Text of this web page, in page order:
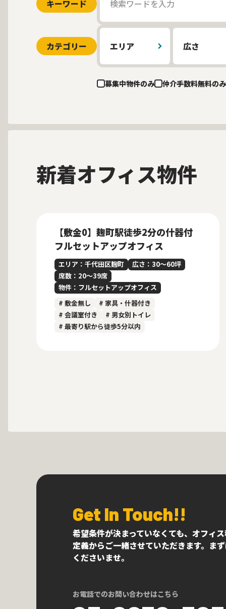
キーワード
カテゴリー エリア 広さ
募集中物件のみ 仲介手数料無料のみ
新着オフィス物件
【敷金0】麹町駅徒歩2分の什器付
フルセットアップオフィス
エリア：千代田区麹町
広さ：30〜60坪
席数：20〜39席
物件：フルセットアップオフィス
# 敷金無し
# 家具・什器付き
# 会議室付き
# 男女別トイレ
# 最寄り駅から徒歩5分以内
Get In Touch!!
希望条件が決まっていなくても、オフィ
定義からご一緒させていただきます。ま
くださいませ。
お電話でのお問い合わせはこちら